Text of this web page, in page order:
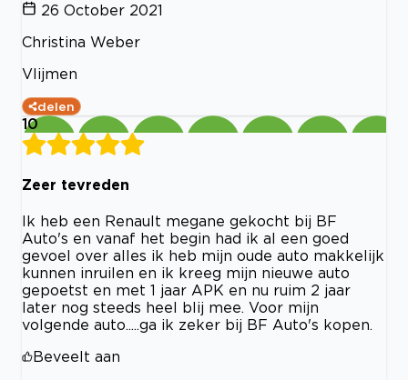
26 October 2021
Christina Weber
Vlijmen
delen
10
Zeer tevreden
Ik heb een Renault megane gekocht bij BF
Auto's en vanaf het begin had ik al een goed
gevoel over alles ik heb mijn oude auto makkelijk
kunnen inruilen en ik kreeg mijn nieuwe auto
gepoetst en met 1 jaar APK en nu ruim 2 jaar
later nog steeds heel blij mee. Voor mijn
volgende auto.....ga ik zeker bij BF Auto's kopen.
Beveelt aan